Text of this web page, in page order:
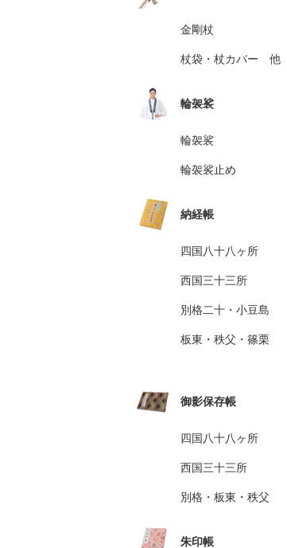
金剛杖
杖袋・杖カバー 他
輪袈裟
輪袈裟
輪袈裟止め
納経帳
四国八十八ヶ所
西国三十三所
別格二十・小豆島
板東・秩父・篠栗
御影保存帳
四国八十八ヶ所
西国三十三所
別格・板東・秩父
朱印帳